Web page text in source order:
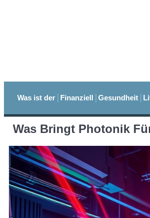
Was ist der Finanziell Gesundheit
Was Bringt Photonik